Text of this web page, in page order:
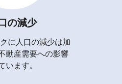
の減少
に人口の減少は加
動産需要への影響
います。